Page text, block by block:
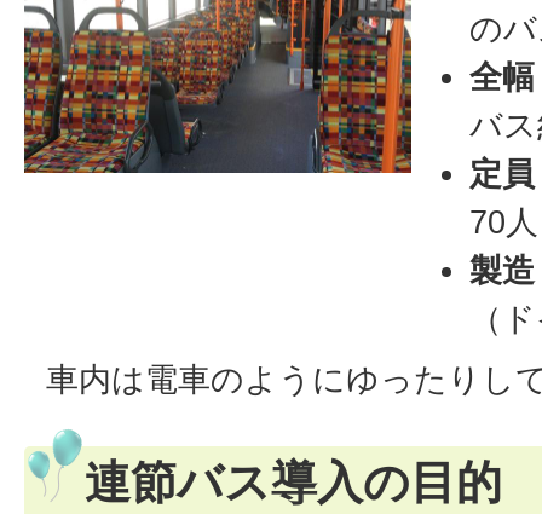
の
全幅
バ
定員
70
製造
（
車内は電車のようにゆったりし
連節バス導入の目的